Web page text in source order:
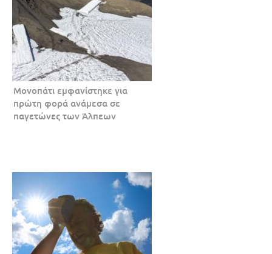
Μονοπάτι εμφανίστηκε για
πρώτη φορά ανάμεσα σε
παγετώνες των Άλπεων